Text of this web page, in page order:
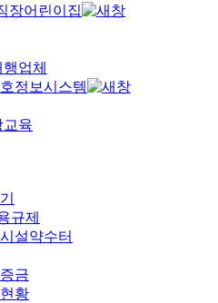
장어린이집
업체
정보시스템
교육
규제
설약수터
금
황